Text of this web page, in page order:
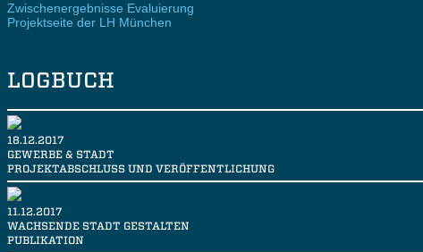
Zwischenergebnisse Evaluierung
Projektseite der LH München
LOGBUCH
18.12.2017
GEWERBE & STADT
PROJEKTABSCHLUSS UND VERÖFFENTLICHUNG
11.12.2017
WACHSENDE STADT GESTALTEN
PUBLIKATION